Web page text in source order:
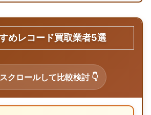
めレコード買取業者5選
クロールして比較検討 👇